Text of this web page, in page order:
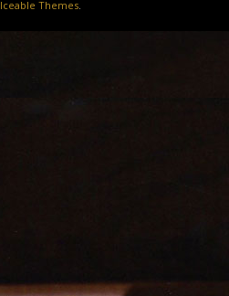
Iceable Themes